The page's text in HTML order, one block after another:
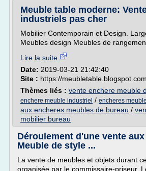
Meuble table moderne:
industriels pas cher
Mobilier Contemporain et Design.
Meubles design Meubles de
Lire la suite
Date: 2019-03-21 21:42:40
Site : https://meubletable.blogspot.com
Thèmes liés : vente enchere meuble
enchere meuble industriel / encheres
aux encheres meubles de bureau /
mobilier bureau
Déroulement d'une vente
Meuble de style ...
La vente de meubles et objets durant
organisée par le commissaire-priseur.